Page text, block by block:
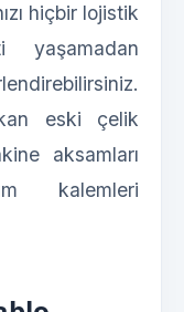
hiçbir lojistik
eski çelik
aksamları
kalemleri